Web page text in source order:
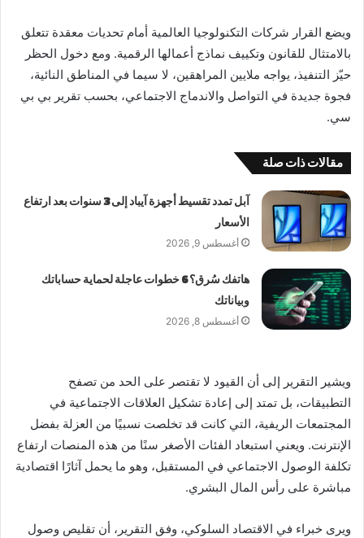
ويضع القرار شركات التكنولوجيا العالمية أمام تحديات معقدة تتعلق
بالامتثال للقانون وتكييف نماذج أعمالها الرقمية. ومع دخول الحظر
حيّز التنفيذ، يواجه ملايين المراهقين، لا سيما في المناطق النائية،
فجوة جديدة في التواصل والاندماج الاجتماعي، بحسب تقرير بي بي
سي.
مقالات ذات صلة
آبل تمدد تقسيط أجهزة آيباد إلى 3 سنوات بعد ارتفاع
الأسعار
أغسطس 9, 2026
هاتفك سُرق؟ 6 خطوات عاجلة لحماية حساباتك
وبياناتك
أغسطس 8, 2026
ويشير التقرير إلى أن القيود لا تقتصر على الحد من تصفح
التطبيقات، بل تمتد إلى إعادة تشكيل العلاقات الاجتماعية في
المجتمعات الريفية، التي كانت قد تخلصت نسبيًا من العزلة بفضل
الإنترنت. ويعني استبعاد الفئات الأصغر سنًا من هذه المنصات ارتفاع
تكلفة الوصول الاجتماعي في المستقبل، وهو ما يحمل آثارًا اقتصادية
مباشرة على رأس المال البشري.
ويرى خبراء في الاقتصاد السلوكي، وفق التقرير، أن تقليص وصول